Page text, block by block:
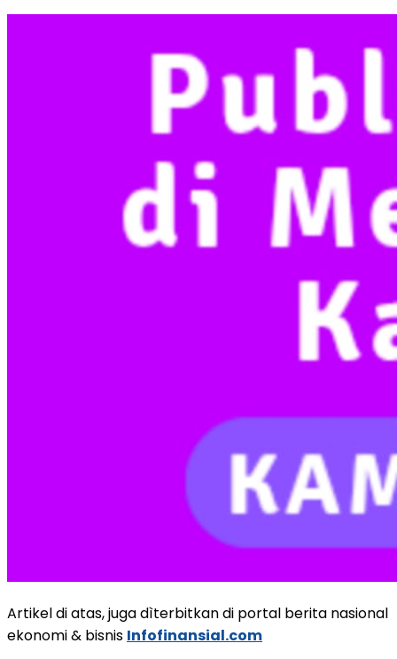
Artikel di atas, juga dìterbitkan di portal berita nasional
ekonomi & bisnis Infofinansial.com